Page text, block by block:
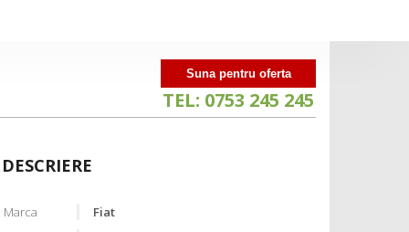
Suna pentru oferta
TEL: 0753 245 245
DESCRIERE
Marca
Fiat